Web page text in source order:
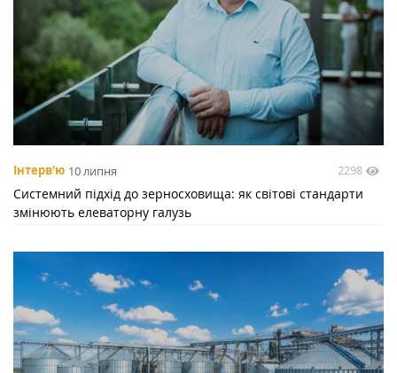
Інтерв'ю 10 липня 2298
Системний підхід до зерносховища: як світові стандарти
змінюють елеваторну галузь